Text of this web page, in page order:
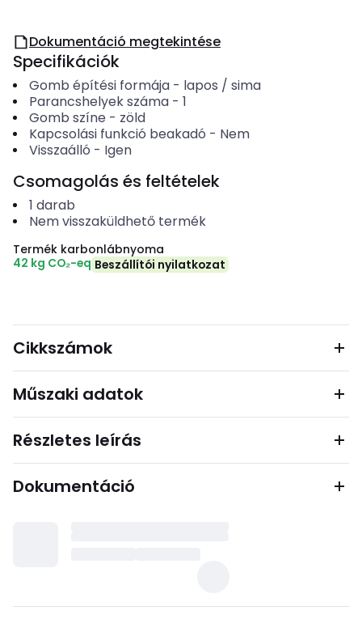
Dokumentáció megtekintése
Specifikációk
Gomb építési formája- lapos / sima
Parancshelyek száma- 1
Gomb színe - zöld
Kapcsolási funkció beakadó - Nem
Visszaálló - Igen
Csomagolás és feltételek
1 darab
Nem visszaküldhető termék
Termék karbonlábnyoma
42 kg CO₂-eq Beszállítói nyilatkozat
Cikkszámok
Műszaki adatok
Részletes leírás
Dokumentáció